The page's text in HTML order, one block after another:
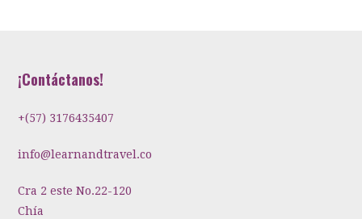
¡Contáctanos!
+(57) 3176435407
info@learnandtravel.co
Cra 2 este No.22-120
Chía